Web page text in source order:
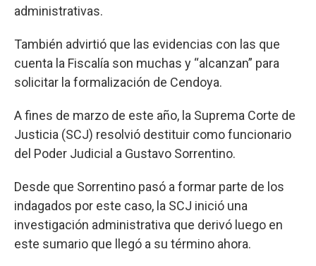
administrativas.
También advirtió que las evidencias con las que
cuenta la Fiscalía son muchas y “alcanzan” para
solicitar la formalización de Cendoya.
A fines de marzo de este año, la Suprema Corte de
Justicia (SCJ) resolvió destituir como funcionario
del Poder Judicial a Gustavo Sorrentino.
Desde que Sorrentino pasó a formar parte de los
indagados por este caso, la SCJ inició una
investigación administrativa que derivó luego en
este sumario que llegó a su término ahora.